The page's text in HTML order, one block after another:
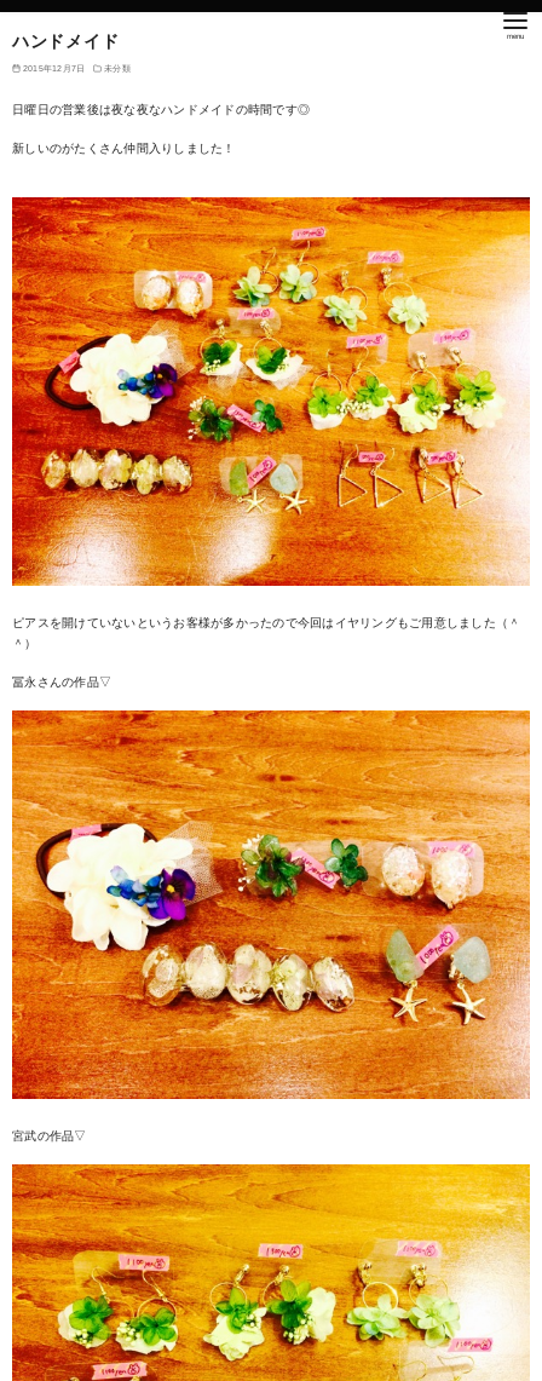
ハンドメイド
2015年12月7日 未分類
日曜日の営業後は夜な夜なハンドメイドの時間です◎
新しいのがたくさん仲間入りしました！
ピアスを開けていないというお客様が多かったので今回はイヤリングもご用意しました（＾
＾）
冨永さんの作品▽
宮武の作品▽